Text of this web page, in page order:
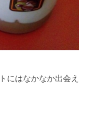
にはなかなか出会え